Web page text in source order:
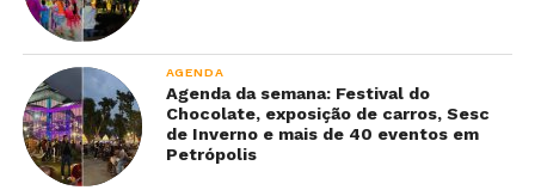
AGENDA
Agenda da semana: Festival do
Chocolate, exposição de carros, Sesc
de Inverno e mais de 40 eventos em
Petrópolis